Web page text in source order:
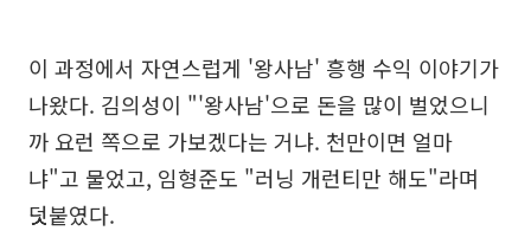
이 과정에서 자연스럽게 '왕사남' 흥행 수익 이야기가
나왔다. 김의성이 "'왕사남'으로 돈을 많이 벌었으니
까 요런 쪽으로 가보겠다는 거냐. 천만이면 얼마
냐"고 물었고, 임형준도 "러닝 개런티만 해도"라며
덧붙였다.